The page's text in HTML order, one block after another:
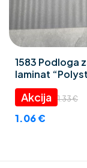
1583 Podloga
laminat
foam” 3 mm
1.33€
1.06€